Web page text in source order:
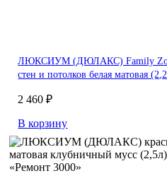
ЛЮКСИУМ (ДЮЛАКС) Family Zone
стен и потолков белая матовая
2 460 ₽
В корзину